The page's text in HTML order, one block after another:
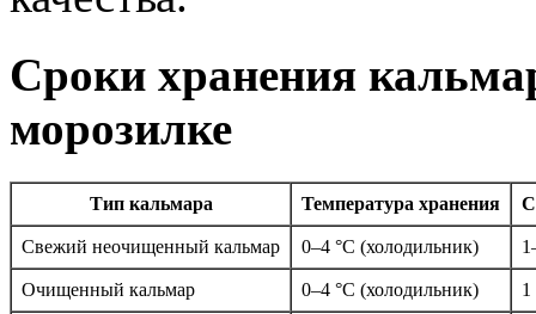
Сроки хранения
морозилке
Тип кальмара Температура хранения
Свежий неочищенный кальмар 0–4 °C (холодильник)
Очищенный кальмар 0–4 °C (холодильник) 1